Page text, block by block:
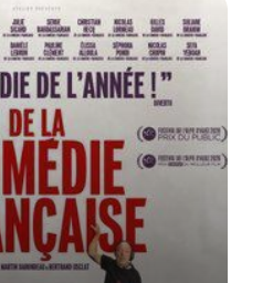
Rosselet-ruiz
du film